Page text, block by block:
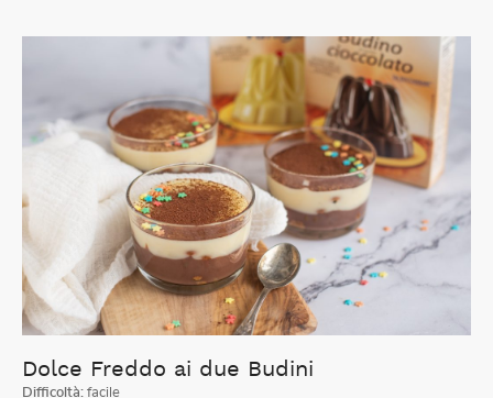
Dolce Freddo ai due Budini
Difficoltà: facile